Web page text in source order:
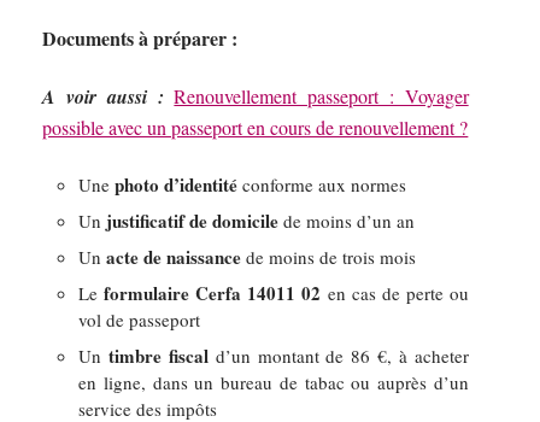
Documents à préparer :
A voir aussi : Renouvellement passeport : Voyager
possible avec un passeport en cours de renouvellement ?
Unephoto d’identité conforme aux normes
Un justificatif de domicile de moins d’un an
Unacte de naissance de moins de trois mois
Leformulaire Cerfa 14011 02 en cas de perte ou
vol de passeport
Untimbre fiscal d’un montant de 86 €, à acheter
en ligne, dans un bureau de tabac ou auprès d’un
service des impôts